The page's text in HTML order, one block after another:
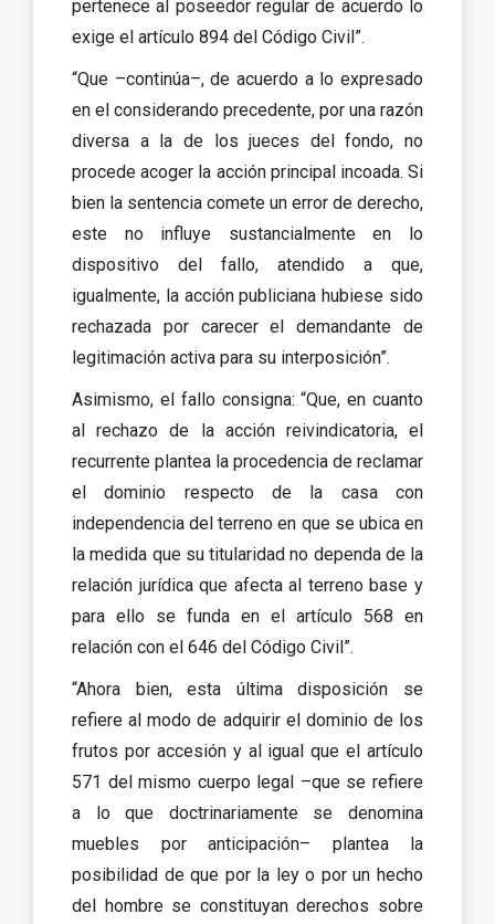
pertenece al poseedor regular de acuerdo lo
exige el artículo 894 del Código Civil”.
“Que –continúa–, de acuerdo a lo expresado
en el considerando precedente, por una razón
diversa a la de los jueces del fondo, no
procede acoger la acción principal incoada. Si
bien la sentencia comete un error de derecho,
este no influye sustancialmente en lo
dispositivo del fallo, atendido a que,
igualmente, la acción publiciana hubiese sido
rechazada por carecer el demandante de
legitimación activa para su interposición”.
Asimismo, el fallo consigna: “Que, en cuanto
al rechazo de la acción reivindicatoria, el
recurrente plantea la procedencia de reclamar
el dominio respecto de la casa con
independencia del terreno en que se ubica en
la medida que su titularidad no dependa de la
relación jurídica que afecta al terreno base y
para ello se funda en el artículo 568 en
relación con el 646 del Código Civil”.
“Ahora bien, esta última disposición se
refiere al modo de adquirir el dominio de los
frutos por accesión y al igual que el artículo
571 del mismo cuerpo legal –que se refiere
a lo que doctrinariamente se denomina
muebles por anticipación– plantea la
posibilidad de que por la ley o por un hecho
del hombre se constituyan derechos sobre